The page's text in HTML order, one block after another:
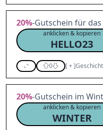
20%-Gutschein für
anklicken & kopieren
HELLO23
0 [+]
20%-Gutschein im
anklicken & kopieren
WINTER